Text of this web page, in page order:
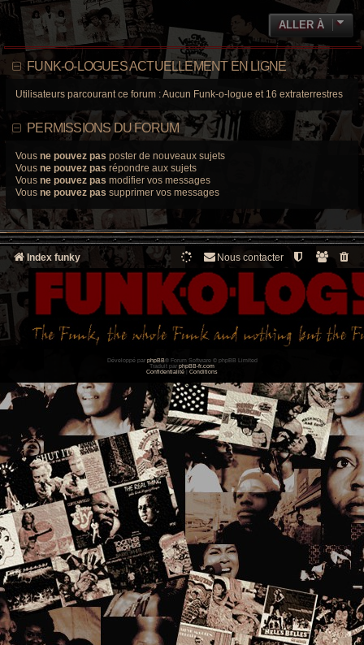
ALLER À
FUNK-O-LOGUES ACTUELLEMENT EN LIGNE
Utilisateurs parcourant ce forum : Aucun Funk-o-logue et 16 extraterrestres
PERMISSIONS DU FORUM
Vous ne pouvez pas poster de nouveaux sujets
Vous ne pouvez pas répondre aux sujets
Vous ne pouvez pas modifier vos messages
Vous ne pouvez pas supprimer vos messages
Index funky Nous contacter
Développé par phpBB® Forum Software © phpBB Limited
Traduit par phpBB-fr.com
Confidentialité
Conditions